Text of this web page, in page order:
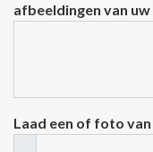
afbeeldingen van
Laad een of foto